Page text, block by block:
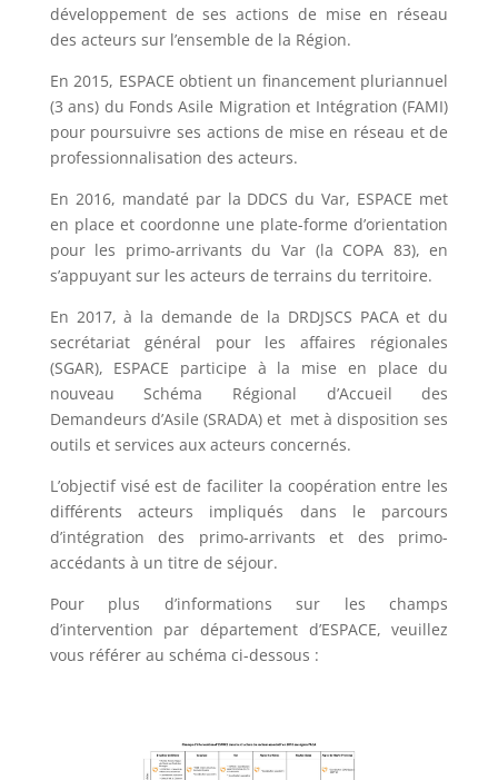
développement de ses actions de mise en réseau
des acteurs sur l’ensemble de la Région.
En 2015, ESPACE obtient un financement pluriannuel
(3 ans) du Fonds Asile Migration et Intégration (FAMI)
pour poursuivre ses actions de mise en réseau et de
professionnalisation des acteurs.
En 2016, mandaté par la DDCS du Var, ESPACE met
en place et coordonne une plate-forme d’orientation
pour les primo-arrivants du Var (la COPA 83), en
s’appuyant sur les acteurs de terrains du territoire.
En 2017, à la demande de la DRDJSCS PACA et du
secrétariat général pour les affaires régionales
(SGAR), ESPACE participe à la mise en place du
nouveau Schéma Régional d’Accueil des
Demandeurs d’Asile (SRADA) et met à disposition ses
outils et services aux acteurs concernés.
L’objectif visé est de faciliter la coopération entre les
différents acteurs impliqués dans le parcours
d’intégration des primo-arrivants et des primo-
accédants à un titre de séjour.
Pour plus d’informations sur les champs
d’intervention par département d’ESPACE, veuillez
vous référer au schéma ci-dessous :